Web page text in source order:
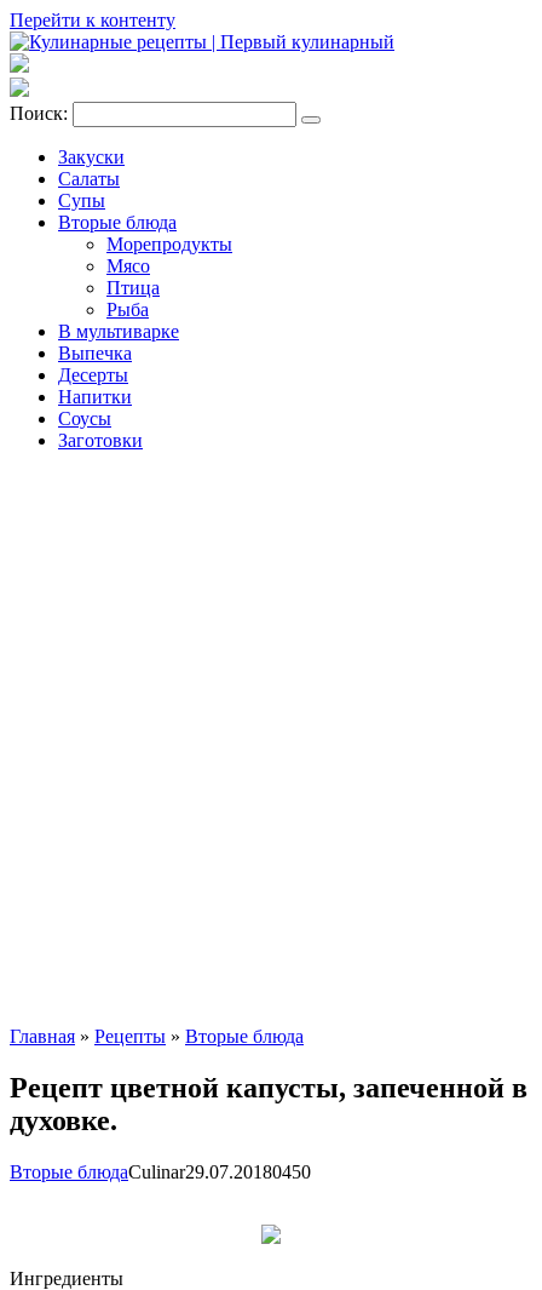
Перейти к контенту
Поиск:
Закуски
Салаты
Супы
Вторые блюда
Морепродукты
Мясо
Птица
Рыба
В мультиварке
Выпечка
Десерты
Напитки
Соусы
Заготовки
Главная » Рецепты » Вторые блюда
Рецепт цветной капусты, запеченной в
духовке.
Вторые блюдаСulinar29.07.20180450
Ингредиенты